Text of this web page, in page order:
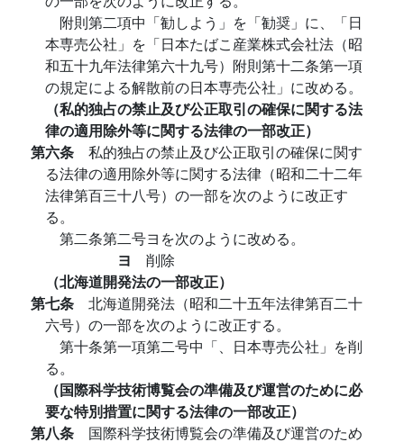
附則第二項中「勧しよう」を「勧奨」に、「日
本専売公社」を「日本たばこ産業株式会社法（昭
和五十九年法律第六十九号）附則第十二条第一項
の規定による解散前の日本専売公社」に改める。
（私的独占の禁止及び公正取引の確保に関する法
律の適用除外等に関する法律の一部改正）
第六条 私的独占の禁止及び公正取引の確保に関す
る法律の適用除外等に関する法律（昭和二十二年
法律第百三十八号）の一部を次のように改正す
る。
第二条第二号ヨを次のように改める。
ヨ 削除
（北海道開発法の一部改正）
第七条 北海道開発法（昭和二十五年法律第百二十
六号）の一部を次のように改正する。
第十条第一項第二号中「、日本専売公社」を削
る。
（国際科学技術博覧会の準備及び運営のために必
要な特別措置に関する法律の一部改正）
第八条 国際科学技術博覧会の準備及び運営のため